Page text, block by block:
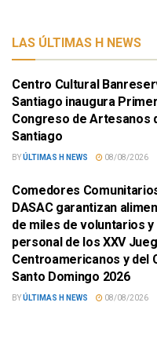
LAS ÚLTIMAS H NEWS
Centro Cultural
Santiago inaugura Primer
Congreso de Artesanos
Santiago
BYÚLTIMAS H NEWS 08/08/2026
Comedores
DASAC garantizan
de miles de voluntarios y
personal de los XXV
Centroamericanos y del
Santo Domingo 2026
BYÚLTIMAS H NEWS 08/08/2026